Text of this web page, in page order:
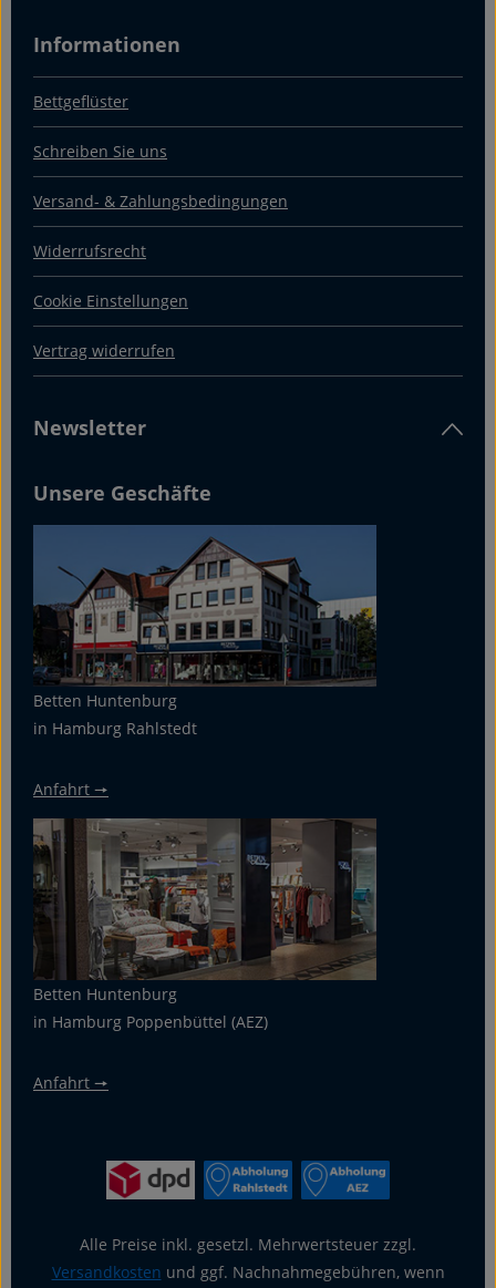
Informationen
Bettgeflüster
Schreiben Sie uns
Versand- & Zahlungsbedingungen
Widerrufsrecht
Cookie Einstellungen
Vertrag widerrufen
Newsletter
Unsere Geschäfte
Betten Huntenburg
in Hamburg Rahlstedt
Anfahrt 🠖
Betten Huntenburg
in Hamburg Poppenbüttel (AEZ)
Anfahrt 🠖
Alle Preise inkl. gesetzl. Mehrwertsteuer zzgl.
Versandkosten und ggf. Nachnahmegebühren, wenn